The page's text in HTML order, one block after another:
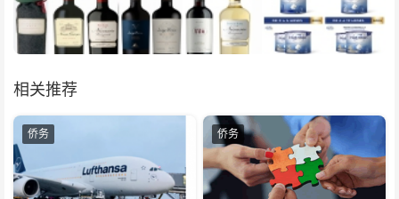
相关推荐
侨务 侨务